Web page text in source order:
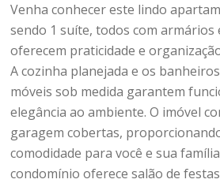
Venha conhecer este lindo
sendo 1 suíte, todos com armários
oferecem praticidade e
A cozinha planejada e os
móveis sob medida garantem
elegância ao ambiente. O imóvel
garagem cobertas,
comodidade para você e sua
condomínio oferece salão de